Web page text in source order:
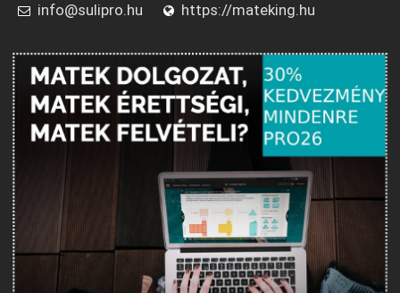
info@sulipro.hu
https://mateking.hu